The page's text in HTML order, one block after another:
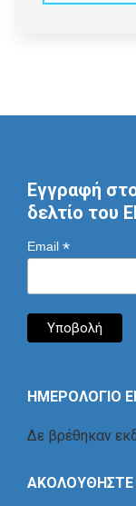
Εγγραφή
δελτίο του
Email *
ΗΜΕΡΟΛΟΓΙΟ
Δε βρέθηκαν